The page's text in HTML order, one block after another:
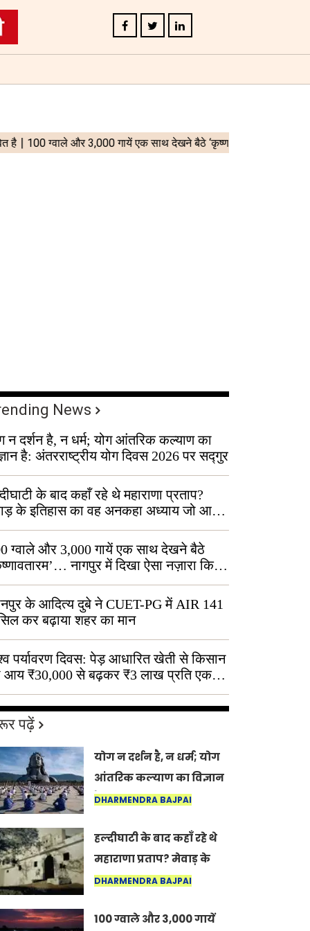
News
न दर्शन है, न धर्म; योग आंतरिक कल्याण का
है: अंतरराष्ट्रीय योग दिवस 2026 पर सद्गुर
के बाद कहाँ रहे थे महाराणा प्रताप?
के इतिहास का वह अनकहा अध्याय जो आज
में जीवित है
ग्वाले और 3,000 गायें एक साथ देखने बैठे
नागपुर में दिखा ऐसा नज़ारा कि
बोले, “ऐसा तो सिर्फ़ कृष्ण ही कर सकते हैं”
के आदित्य दुबे ने CUET-PG में AIR 141
कर बढ़ाया शहर का मान
पर्यावरण दिवस: पेड़ आधारित खेती से किसान
आय ₹30,000 से बढ़कर ₹3 लाख प्रति एकड़
पढ़ें
योग न दर्शन है, न धर्म; योग
आंतरिक कल्याण का विज्ञान
है: अंतरराष्ट्रीय योग दिवस
DHARMENDRA BAJPAI
हल्दीघाटी के बाद कहाँ रहे थे
महाराणा प्रताप? मेवाड़ के
इतिहास का वह अनकहा
में जीवित है
DHARMENDRA BAJPAI
100 ग्वाले और 3,000 गायें